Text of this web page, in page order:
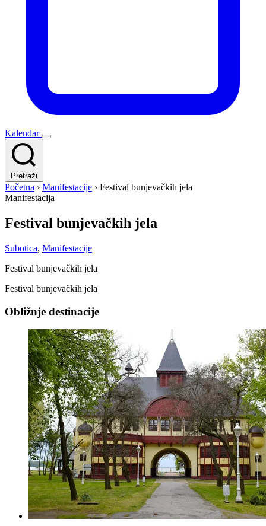
Kalendar
Pretraži
Početna › Manifestacije › Festival bunjevačkih jela
Manifestacija
Festival bunjevačkih jela
Subotica, Manifestacije
Festival bunjevačkih jela
Festival bunjevačkih jela
Obližnje destinacije